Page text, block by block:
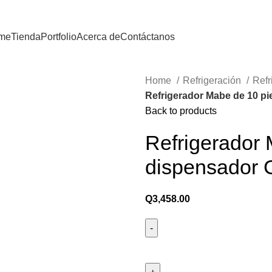
TiendaPortfolioAcerca deContáctanos
Home Refrigeración
Refrigerador Mabe de 10
Back to products
Refrigerador
dispensador
Q3,458.00